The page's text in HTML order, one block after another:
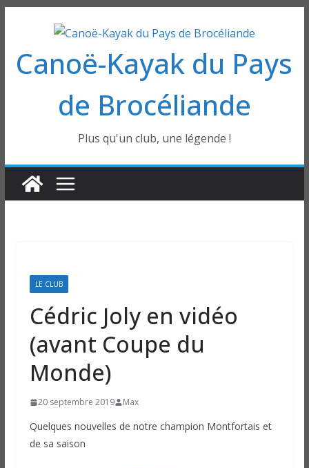
contenu
Canoë-Kayak du Pays
de Brocéliande
Plus qu'un club, une légende !
LE CLUB
Cédric Joly en vidéo
(avant Coupe du
Monde)
20 septembre 2019 Max
Quelques nouvelles de notre champion Montfortais et
de sa saison